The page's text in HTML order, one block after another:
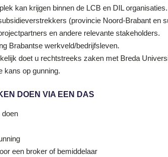
kan krijgen binnen de LCB en DIL organisaties.
(provincie Noord-Brabant en
en andere relevante stakeholders.
Brabantse werkveld/bedrijfsleven.
doet u rechtstreeks zaken met Breda
kans op gunning.
DOEN VIA EEN DAS
een broker of bemiddelaar